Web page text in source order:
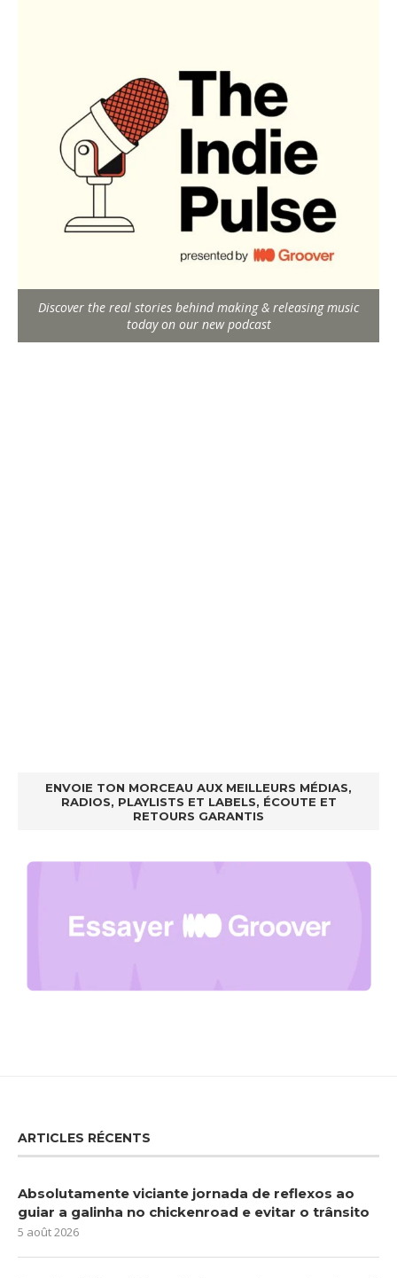
Discover the real stories behind making & releasing music
today on our new podcast
ENVOIE TON MORCEAU AUX MEILLEURS MÉDIAS,
RADIOS, PLAYLISTS ET LABELS, ÉCOUTE ET
RETOURS GARANTIS
ARTICLES RÉCENTS
Absolutamente viciante jornada de reflexos ao
guiar a galinha no chickenroad e evitar o trânsito
5 août 2026